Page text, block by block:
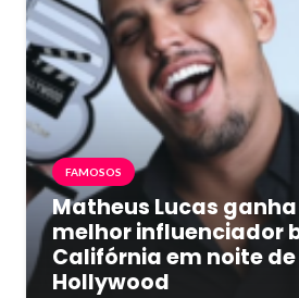
FAMOSOS
Matheus Lucas
melhor influenciador
Califórnia em noite
Hollywood